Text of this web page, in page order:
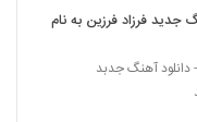
عقیلی(پاپ)
جدید فرزاد فرزین به نام
دانلود آهنگ جدبد